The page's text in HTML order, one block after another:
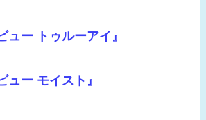
ュー トゥルーアイ』
ュー モイスト』